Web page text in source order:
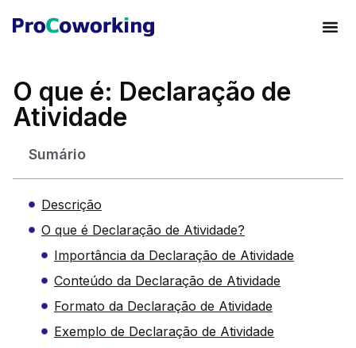
O que é: Declaração de
Atividade
Sumário
Descrição
O que é Declaração de Atividade?
Importância da Declaração de Atividade
Conteúdo da Declaração de Atividade
Formato da Declaração de Atividade
Exemplo de Declaração de Atividade